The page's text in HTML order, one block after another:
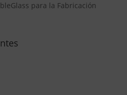
para la Fabricación